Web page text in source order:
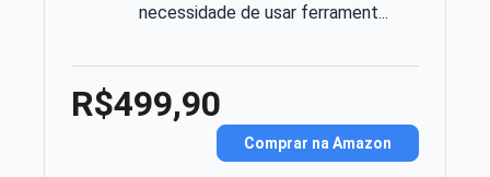
necessidade de usar ferrament...
R$499,90
Comprar na Amazon